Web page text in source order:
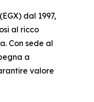
dal 1997,
al ricco
Con sede al
a
valore